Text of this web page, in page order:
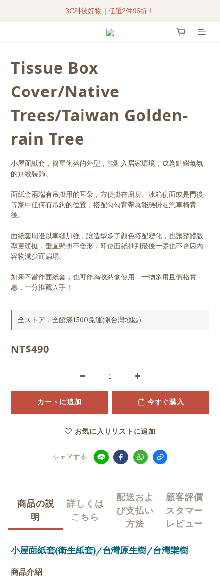
3C科技好物｜任選2件95折！
3C科技好物｜任選2件95折！
聯名iPhone手機殼現貨4折起🔥
Tissue Box
Cover/Native
Trees/Taiwan Golden-
rain Tree
小屋面紙套，簡單俐落的外型，能融入居家環境，成為點綴氣氛
的別緻裝飾。
面紙套兩端有吊掛用的耳朵，方便掛在廚房、冰箱側面或是門後
等家中任何有吊鉤的位置，搭配勾勾背帶就能懸掛在汽車椅背
後。
面紙套周邊以車縫加強，讓造型多了顏色搭配變化，也讓整體版
型更硬挺，垂直懸掛不變形，即使面紙抽到最後一張也不會因內
容物減少而扁塌。
如果不當作面紙套，也可作為收納盒使用，一物多用且價格實
惠，十分推薦入手！
全ストア，全館滿1500免運(限台灣地區）
NT$490
カートに追加 今すぐ購入
お気に入りリストに追加
シェアする
商品の説
明
詳しくは
こちら
配送およ
び支払い
方法
顧客評價
スタマー
レビュー
小屋面紙套(衛生紙套)/台灣原生樹/台灣欒樹
商品介紹